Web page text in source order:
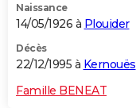
Naissance
14/05/1926 à Plouider
Décès
22/12/1995 à Kernouës
Famille BENEAT